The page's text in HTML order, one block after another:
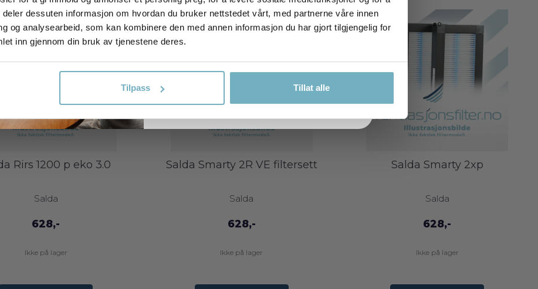
dessuten informasjon om hvordan du bruker nettstedet vårt, med partnerne våre innen
og analysearbeid, som kan kombinere den med annen informasjon du har gjort tilgjengelig for
inn gjennom din bruk av tjenestene deres.
Tilpass Tillat alle
Rirs 1200 p eko 3.0
Salda
628,-
Ikke på lager
Salda Smarty 2R VE filtersett
Salda
628,-
Ikke på lager
Salda Smarty 2xp
Salda
628,-
Ikke på lager